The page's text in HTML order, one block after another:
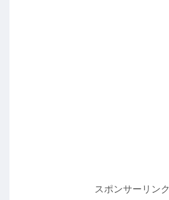
スポンサーリンク